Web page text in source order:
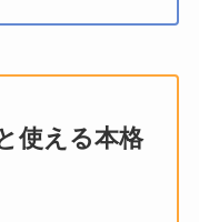
使える本格